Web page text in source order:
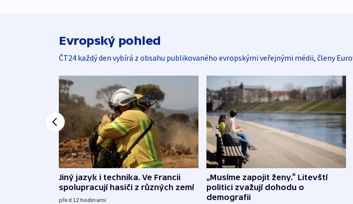
Evropský pohled
ČT24 každý den vybírá z obsahu publikovaného evropskými veřejnými médii, členy
Jiný jazyk i technika. Ve Francii
spolupracují hasiči z různých zemí
před 12 hodinami
„Musíme zapojit ženy.“ Litevští
politici zvažují dohodu o
demografii